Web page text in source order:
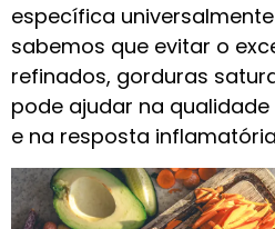
específica
sabemos que evitar o
refinados, gorduras
pode ajudar na
e na resposta